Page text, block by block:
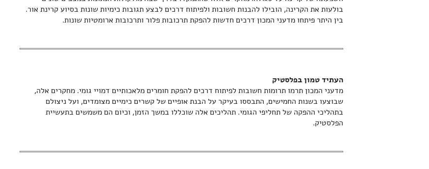
בולעות את הקרינה, הובילו להבנות חשובות ולפיתוח דרכים לבצע תגובות כימיות שונות בסיוע קרינת אור.
בין היתר פיתחו מדעני המכון דרכים חדשות להפקת תרכובות פלור ותרכובות ארומטיות שונות.
העתיד טמון בפלסטיק
מדעני המכון תרמו תרומות חשובות לפיתוח דרכים להפקת חומרים מלאכותיים דמויי גומי. מחקרים אלה,
שבוצעו בשנות החמישים, התבססו בעיקר על הבנת אופיים של קשרים כימיים מצומדים, ועל ניצולם
בתהליכי ההפקה של תחליפי הגומי. תהליכים אלה שוכללו במשך הזמן, וכיום הם משמשים בתעשיית
הפלסטיק.